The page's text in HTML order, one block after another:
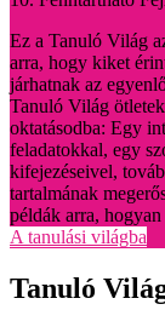
Ez a Tanuló Világ
arra, hogy kiket
járhatnak az
Tanuló Világ
oktatásodba: Egy
feladatokkal, egy
kifejezéseivel,
tartalmának
példák arra,
A tanulási világba
Tanuló